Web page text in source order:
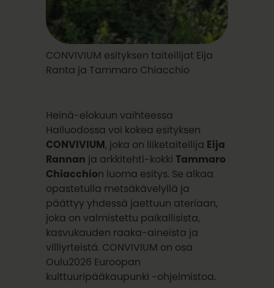
CONVIVIUM esityksen taiteilijat Eija
Ranta ja Tammaro Chiacchio
Heinä-elokuun vaihteessa
Hailuodossa voi kokea esityksen
CONVIVIUM , joka on liiketaiteilija Eija
Rannan ja arkkitehti-kokkiTammaro
Chiacchion luoma esitys. Se alkaa
opastetulla metsäkävelyllä ja
päättyy yhdessä jaettuun ateriaan,
joka on valmistettu paikallisista,
kasvukauden raaka-aineista ja
villiyrteistä. CONVIVIUM on osa
Oulu2026 Euroopan
kulttuuripääkaupunki -ohjelmistoa.